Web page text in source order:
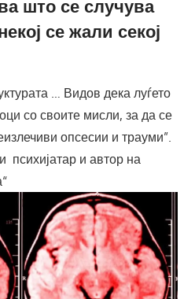
што се случува
се жали секој
… Видов дека луѓето
со своите мисли, за да се
опсесии и трауми”.
психијатар и автор на